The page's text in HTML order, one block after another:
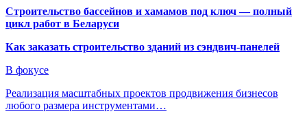
Строительство бассейнов и хамамов под ключ — полный
цикл работ в Беларуси
Как заказать строительство зданий из сэндвич-панелей
В фокусе
Реализация масштабных проектов продвижения бизнесов
любого размера инструментами…